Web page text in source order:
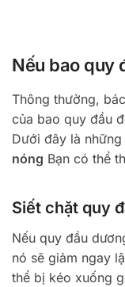
Nếu bao quy
Thông thường,
của bao quy đầu
Dưới đây là
nóng Bạn có thể
Siết chặt quy
Nếu quy đầu
nó sẽ giảm ngay
thể bị kéo xuống